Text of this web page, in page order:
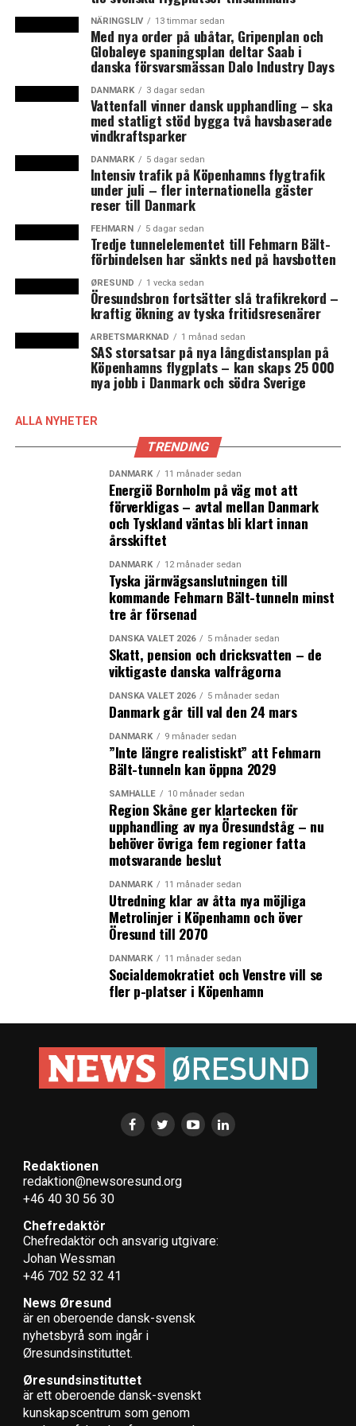
upp med ett förskott på ytterligare 116,5 miljoner.
I och med avtalet med Lund har Sverigeförhandlingen
tecknat avtal med 8 av 16 berörda kommuner som
tillsammans förbundit sig att bygga drygt 80 000 nya
Samtidigt har kritiken tilltagit mot de höga kostnaderna
kronor. I morgon väntas två nya utredningar om
höghastighetsjärnvägen presenteras. Den ena kommer
enligt Sydsvenskan att visa hur kostnaderna kan
minskas med cirka 70 miljarder till under 250 miljarder.
Den andra väntas belysa konsekvenserna om man inte
genomför bygget av höghastighetsjärnvägen i Sverige.
(News Øresund)
Fyra stora byggkontrakt till Fehmarn bält-tunnel skrevs
under på måndagen
NÄRINGSLIV 13 timmar sedan
Med nya order på ubåtar, Gripenplan och
Globaleye spaningsplan deltar Saab i
danska försvarsmässan Dalo Industry Days
DANMARK 3 dagar sedan
Vattenfall vinner dansk upphandling – ska
med statligt stöd bygga två havsbaserade
vindkraftsparker
DANMARK 5 dagar sedan
Intensiv trafik på Köpenhamns flygtrafik
under juli – fler internationella gäster
reser till Danmark
FEHMARN 5 dagar sedan
Tredje tunnelelementet till Fehmarn Bält-
förbindelsen har sänkts ned på havsbotten
ØRESUND 1 vecka sedan
Öresundsbron fortsätter slå trafikrekord –
kraftig ökning av tyska fritidsresenärer
ARBETSMARKNAD 1 månad sedan
SAS storsatsar på nya långdistansplan på
Köpenhamns flygplats – kan skaps 25 000
nya jobb i Danmark och södra Sverige
ALLA NYHETER
TRENDING
DANMARK 11 månader sedan
Energiö Bornholm på väg mot att
förverkligas – avtal mellan Danmark
och Tyskland väntas bli klart innan
årsskiftet
DANMARK 12 månader sedan
Tyska järnvägsanslutningen till
kommande Fehmarn Bält-tunneln minst
tre år försenad
DANSKA VALET 2026 5 månader sedan
Skatt, pension och dricksvatten – de
viktigaste danska valfrågorna
DANSKA VALET 2026 5 månader sedan
Danmark går till val den 24 mars
DANMARK 9 månader sedan
”Inte längre realistiskt” att Fehmarn
Bält-tunneln kan öppna 2029
SAMHÄLLE 10 månader sedan
Region Skåne ger klartecken för
upphandling av nya Öresundståg – nu
behöver övriga fem regioner fatta
motsvarande beslut
DANMARK 11 månader sedan
Utredning klar av åtta nya möjliga
Metrolinjer i Köpenhamn och över
Öresund till 2070
DANMARK 11 månader sedan
Socialdemokratiet och Venstre vill se
fler p-platser i Köpenhamn
Redaktionen
redaktion@newsoresund.org
+46 40 30 56 30
Chefredaktör
Chefredaktör och ansvarig utgivare:
Johan Wessman
+46 702 52 32 41
News Øresund
är en oberoende dansk-svensk
nyhets­byrå som ingår i
Øresundsinstituttet.
Øresundsinstituttet
är ett oberoende dansk-svenskt
kunskapscentrum som genom